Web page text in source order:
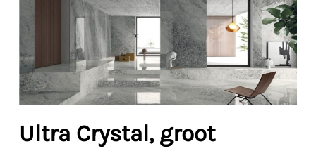
Ultra Crystal, groot